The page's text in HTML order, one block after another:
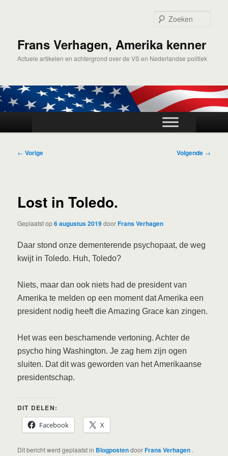
inhoudFrans Verhagen, Amerika kenner
Actuele artikelen en achtergrond over de VS en Nederlandse politiek
Bericht
← Vorige Volgende →
Lost in Toledo.
Geplaatst op6 augustus 2019doorFrans Verhagen
Daar stond onze dementerende psychopaat, de weg
kwijt in Toledo. Huh, Toledo?
Niets, maar dan ook niets had de president van
Amerika te melden op een moment dat Amerika een
president nodig heeft die Amazing Grace kan zingen.
Het was een beschamende vertoning. Achter de
psycho hing Washington. Je zag hem zijn ogen
sluiten. Dat dit was geworden van het Amerikaanse
presidentschap.
DIT DELEN:
Facebook
X
Dit bericht werd geplaatst in BlogpostendoorFrans Verhagen .